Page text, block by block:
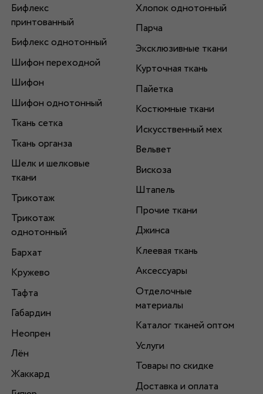
Бифлекс
принтованный
Бифлекс однотонный
Шифон переходной
Шифон
Шифон однотонный
Ткань сетка
Ткань органза
Шелк и шелковые
ткани
Трикотаж
Трикотаж
однотонный
Бархат
Кружево
Тафта
Габардин
Неопрен
Лён
Жаккард
Хлопок однотонный
Парча
Эксклюзивные ткани
Курточная ткань
Пайетка
Костюмные ткани
Искусственный мех
Вельвет
Вискоза
Штапель
Прочие ткани
Джинса
Клеевая ткань
Аксессуары
Отделочные
материалы
Каталог тканей оптом
Услуги
Товары по скидке
Доставка и оплата